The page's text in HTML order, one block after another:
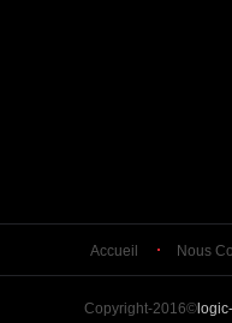
Accueil Nous
Copyright-2016©